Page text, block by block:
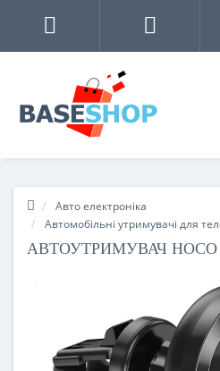
Авто електроніка
Автомобільні утримувачі для
АВТОУТРИМУВАЧ HOCO